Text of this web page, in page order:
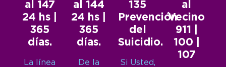
al 147
24 hs |
365
días.
La línea
al 144
24 hs |
365
días.
De la
135
Prevención
del
Suicidio.
Si Usted,
al
Vecino
911 |
100 |
107